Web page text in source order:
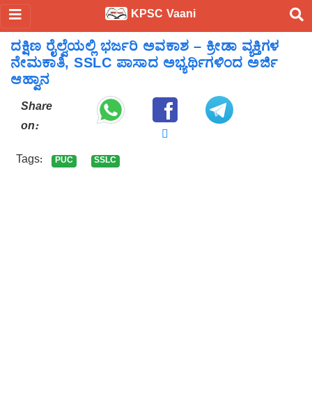
KPSC Vaani
ದಕ್ಷಿಣ ರೈಲ್ವೆಯಲ್ಲಿ ಭರ್ಜರಿ ಅವಕಾಶ – ಕ್ರೀಡಾ ವ್ಯಕ್ತಿಗಳ
ನೇಮಕಾತಿ, SSLC ಪಾಸಾದ ಅಭ್ಯರ್ಥಿಗಳಿಂದ ಅರ್ಜಿ
ಆಹ್ವಾನ
Share
on:
Tags: PUC SSLC